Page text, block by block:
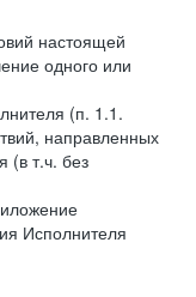
настоящей
одного или
(п. 1.1.
направленных
(в т.ч. без
Исполнителя